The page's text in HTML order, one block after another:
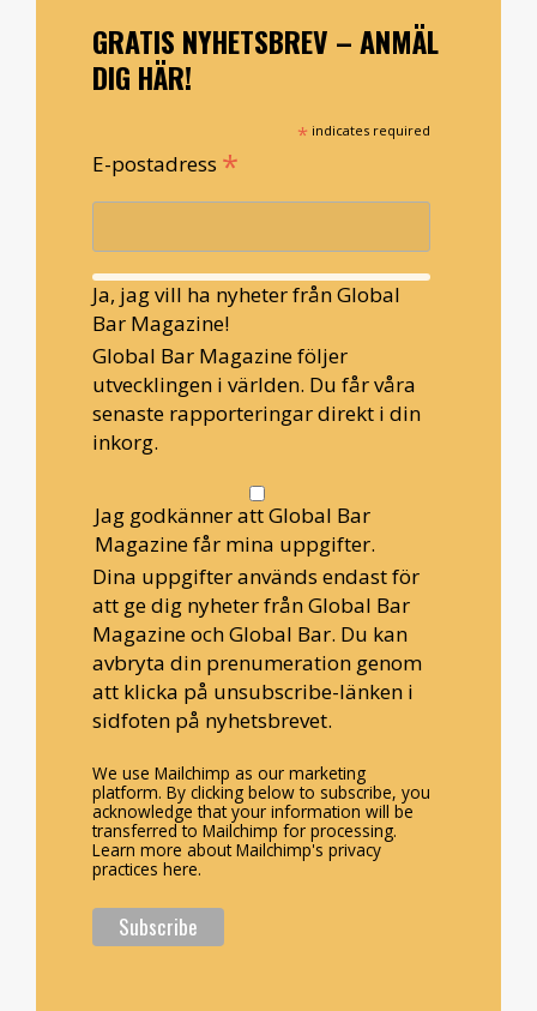
GRATIS NYHETSBREV – ANMÄL
DIG HÄR!
* indicates required
E-postadress *
Ja, jag vill ha nyheter från Global
Bar Magazine!
Global Bar Magazine följer
utvecklingen i världen. Du får våra
senaste rapporteringar direkt i din
inkorg.
Jag godkänner att Global Bar
Magazine får mina uppgifter.
Dina uppgifter används endast för
att ge dig nyheter från Global Bar
Magazine och Global Bar. Du kan
avbryta din prenumeration genom
att klicka på unsubscribe-länken i
sidfoten på nyhetsbrevet.
We use Mailchimp as our marketing
platform. By clicking below to subscribe, you
acknowledge that your information will be
transferred to Mailchimp for processing.
Learn more about Mailchimp's privacy
practices here.